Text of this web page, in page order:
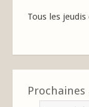
Tous les jeudis